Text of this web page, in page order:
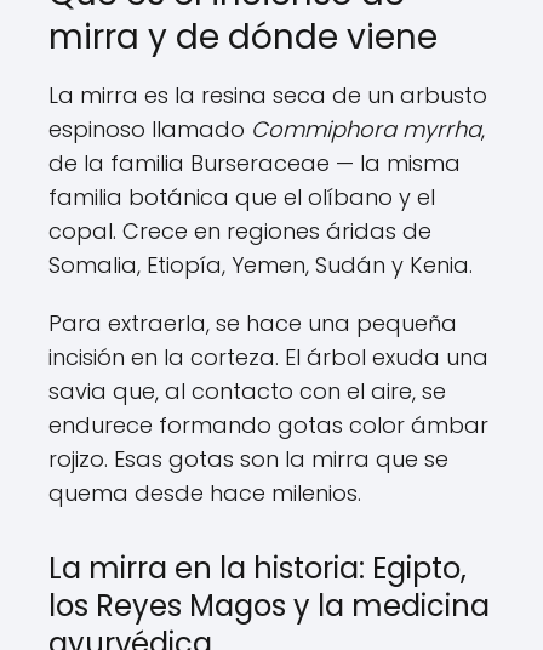
mirra y de dónde viene
La mirra es la resina seca de un arbusto
espinoso llamado Commiphora myrrha,
de la familia Burseraceae — la misma
familia botánica que el olíbano y el
copal. Crece en regiones áridas de
Somalia, Etiopía, Yemen, Sudán y Kenia.
Para extraerla, se hace una pequeña
incisión en la corteza. El árbol exuda una
savia que, al contacto con el aire, se
endurece formando gotas color ámbar
rojizo. Esas gotas son la mirra que se
quema desde hace milenios.
La mirra en la historia: Egipto,
los Reyes Magos y la medicina